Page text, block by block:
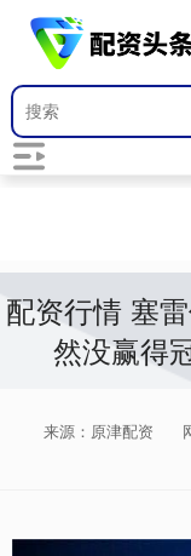
配资行情 塞
然没赢得
来源：原津配资